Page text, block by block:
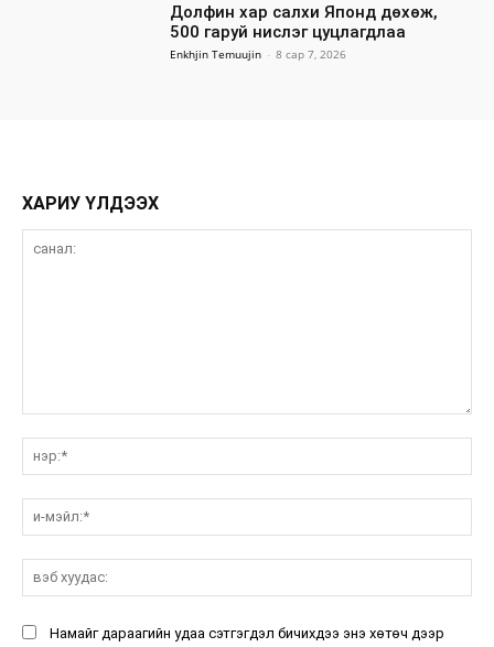
Долфин хар салхи Японд дөхөж,
500 гаруй нислэг цуцлагдлаа
Enkhjin Temuujin - 8 сар 7, 2026
ХАРИУ ҮЛДЭЭХ
Намайг дараагийн удаа сэтгэгдэл бичихдээ энэ хөтөч дээр